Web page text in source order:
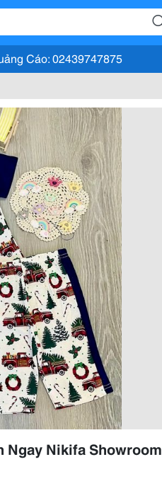
Cáo: 02439747875
Ngay Nikifa Showroom